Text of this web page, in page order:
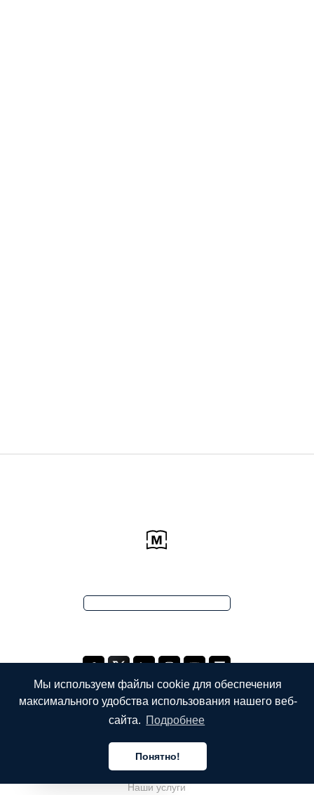
Мы используем файлы cookie для обеспечения
максимального удобства использования нашего веб-
сайта. Подробнее
Понятно!
О компании
Наши услуги
Русский